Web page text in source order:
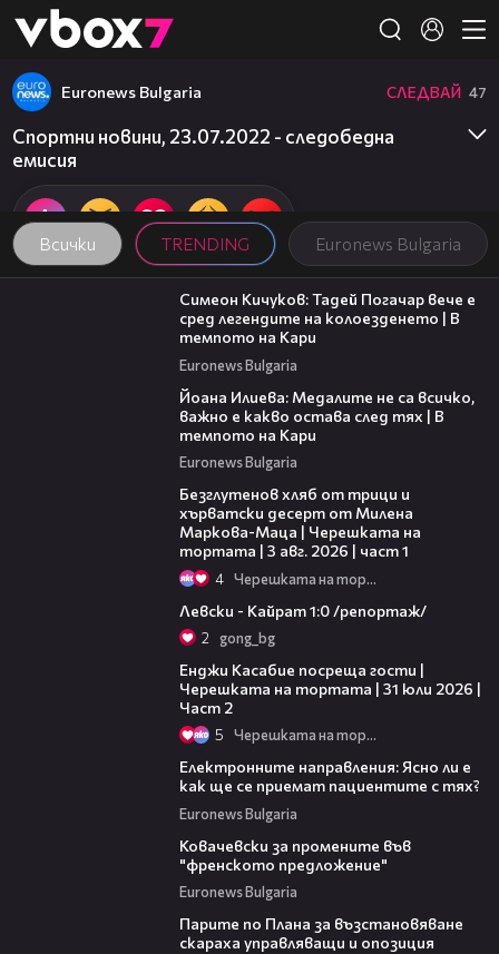
👾
Всички TRENDING Euronews Bulgaria
Euronews Bulgaria СЛЕДВАЙ 47
Спортни новини, 23.07.2022 - следобедна
емисия
11:23
Симеон Кичуков: Тадей Погачар вече е
сред легендите на колоезденето | В
темпото на Кари
Euronews Bulgaria
Йоана Илиева: Медалите не са всичко,
важно е какво остава след тях | В
темпото на Кари
Euronews Bulgaria
Безглутенов хляб от трици и
хърватски десерт от Милена
Маркова-Маца | Черешката на
тортата | 3 авг. 2026 | част 1
4 Черешката на тортата
Левски - Кайрат 1:0 /репортаж/
2 gong_bg
Енджи Касабие посреща гости |
Черешката на тортата | 31 юли 2026 |
Част 2
5 Черешката на тортата
Електронните направления: Ясно ли е
как ще се приемат пациентите с тях?
Euronews Bulgaria
Ковачевски за промените във
"френското предложение"
Euronews Bulgaria
Парите по Плана за възстановяване
скараха управляващи и опозиция